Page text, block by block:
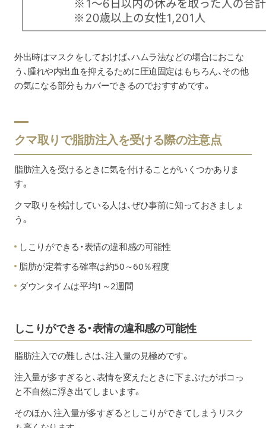
外出時はマスクをしておけば、ハムラ法などの場合におこな
う、腫れや内出血を抑えるために圧迫固定はもちろん、その他
の気になる部分もカバーできるのでおすすめです。
クマ取りで脂肪注入を受ける際の注意点
脂肪注入を受けるときに気を付けることがいくつかありま
す。
クマ取りを検討している人は、ぜひ事前に知っておきましょ
う。
しこりができる・表情の違和感の可能性
脂肪が定着する確率は約50～60％程度
ダウンタイムは平均1～2週間
しこりができる・表情の違和感の可能性
脂肪注入での難しさは、注入量の見極めです。
注入量が多すぎると、表情を変えたときに下まぶたがポコっ
と不自然に浮き出てしまいます。
そのほか、注入量が多すぎるとしこりができてしまうリスク